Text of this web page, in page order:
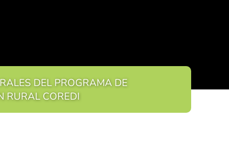
DEL PROGRAMA DE
RURAL COREDI